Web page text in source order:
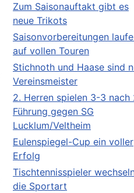
Zum Saisonauftakt gibt es
neue Trikots
Saisonvorbereitungen
auf vollen Touren
Stichnoth und Haase sind
Vereinsmeister
2. Herren spielen 3-3 nach
Führung gegen SG
Lucklum/Veltheim
Eulenspiegel-Cup ein voller
Erfolg
Tischtennisspieler
die Sportart